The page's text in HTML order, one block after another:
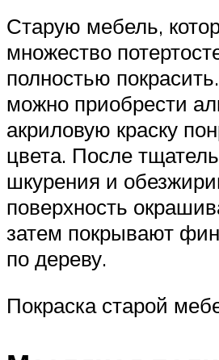
Старую мебель,
множество
полностью
можно приобрести
акриловую краску
цвета. После
шкурения и
поверхность
затем покрывают
по дереву.
Покраска старой